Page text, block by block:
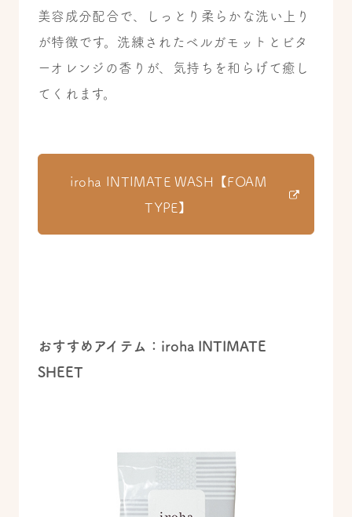
美容成分配合で、しっとり柔らかな洗い上り
が特徴です。洗練されたベルガモットとビタ
ーオレンジの香りが、気持ちを和らげて癒し
てくれます。
iroha INTIMATE WASH【FOAM
TYPE】
おすすめアイテム：iroha INTIMATE
SHEET